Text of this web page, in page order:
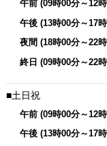
土日祝